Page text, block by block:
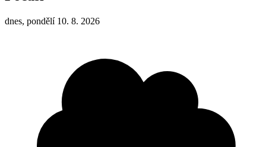
dnes, pondělí 10. 8. 2026